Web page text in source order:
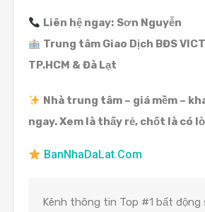
Liên hệ ngay: Sơn Nguyễn
Trung tâm Giao Dịch BĐS
TP.HCM & Đà Lạt
Nhà trung tâm – giá mềm –
ngay. Xem là thấy rẻ, chốt là có
BanNhaDaLat.Com
Kênh thông tin Top #1 bất động